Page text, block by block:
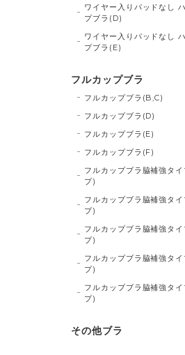
ワイヤー入りパッドなし
プブラ(D)
ワイヤー入りパッドなし
プブラ(E)
フルカップブラ
フルカップブラ(B,C)
フルカップブラ(D)
フルカップブラ(E)
フルカップブラ(F)
フルカップブラ脇補強タ
プ)
フルカップブラ脇補強タイ
プ)
フルカップブラ脇補強タ
プ)
フルカップブラ脇補強タイ
プ)
フルカップブラ脇補強タ
プ)
その他ブラ